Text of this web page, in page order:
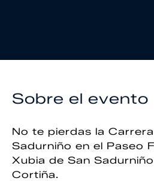
Sobre el evento
No te pierdas la
Sadurniño en el Paseo
Xubia de San
Cortiña.